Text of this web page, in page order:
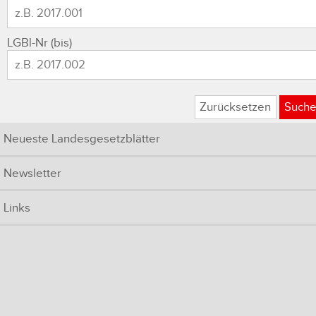
LGBl-Nr (bis)
Zurücksetzen
Neueste Landesgesetzblätter
Newsletter
Links